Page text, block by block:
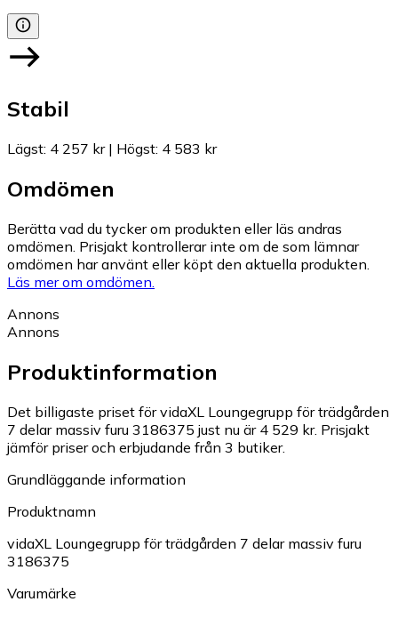
Stabil
Lägst: 4 257 kr| Högst: 4 583 kr
Omdömen
Berätta vad du tycker om produkten eller läs andras
omdömen. Prisjakt kontrollerar inte om de som lämnar
omdömen har använt eller köpt den aktuella produkten.
Läs mer om omdömen.
Annons
Annons
Produktinformation
Det billigaste priset för vidaXL Loungegrupp för trädgården
7 delar massiv furu 3186375 just nu är 4 529 kr. Prisjakt
jämför priser och erbjudande från 3 butiker.
Grundläggande information
Produktnamn
vidaXL Loungegrupp för trädgården 7 delar massiv furu
3186375
Varumärke